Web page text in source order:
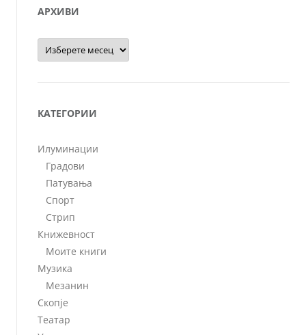
АРХИВИ
Архиви
КАТЕГОРИИ
Илуминации
Градови
Патувања
Спорт
Стрип
Книжевност
Моите книги
Музика
Мезанин
Скопје
Театар